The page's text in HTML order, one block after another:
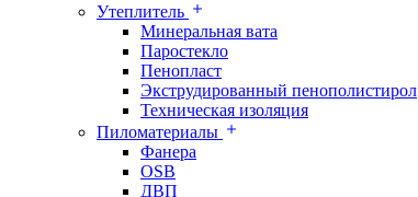
Утеплитель
Минеральная вата
Паростекло
Пенопласт
Экструдированный пенополистирол
Техническая изоляция
Пиломатериалы
Фанера
OSB
ДВП